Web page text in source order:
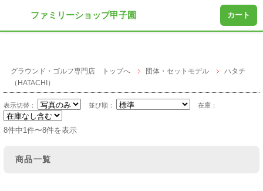
グラウンド・ゴルフ専門店 トップへ 団体・セットモデル
ハタチ
（HATACHI）
表示切替： 並び順： 在庫：
8件中1件〜8件を表示
商品一覧
ファミリーショップ甲子園 カート